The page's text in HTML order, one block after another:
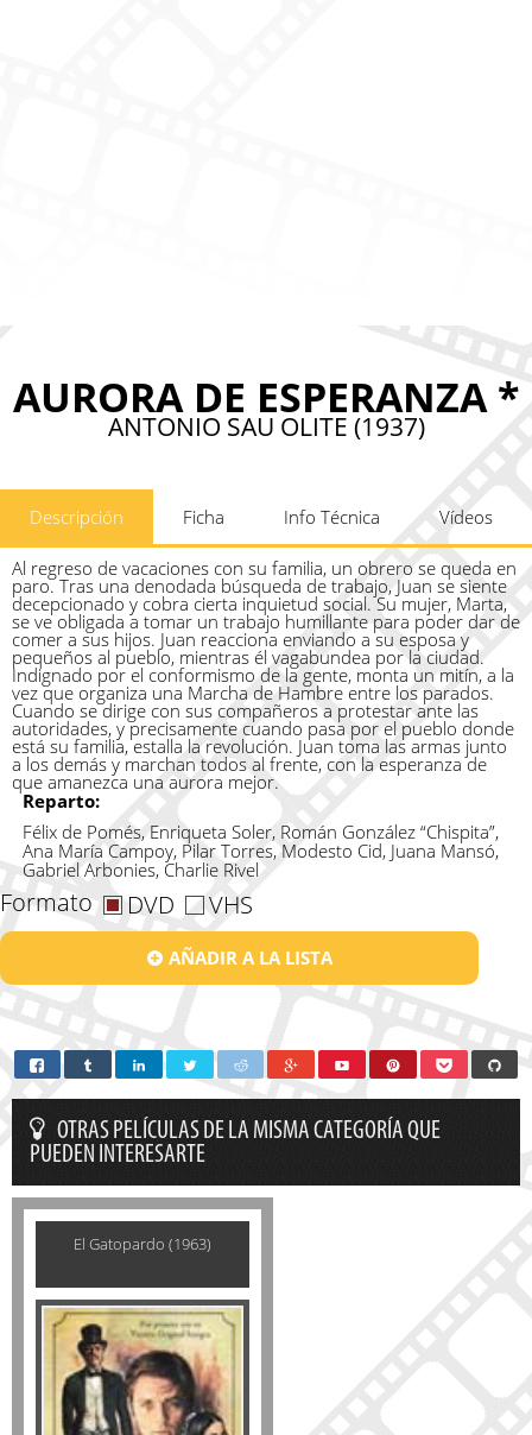
AURORA DE ESPERANZA *
ANTONIO SAU OLITE (1937)
Descripción Ficha Info Técnica Vídeos
Al regreso de vacaciones con su familia, un obrero se queda en
paro. Tras una denodada búsqueda de trabajo, Juan se siente
decepcionado y cobra cierta inquietud social. Su mujer, Marta,
se ve obligada a tomar un trabajo humillante para poder dar de
comer a sus hijos. Juan reacciona enviando a su esposa y
pequeños al pueblo, mientras él vagabundea por la ciudad.
Indignado por el conformismo de la gente, monta un mitín, a la
vez que organiza una Marcha de Hambre entre los parados.
Cuando se dirige con sus compañeros a protestar ante las
autoridades, y precisamente cuando pasa por el pueblo donde
está su familia, estalla la revolución. Juan toma las armas junto
a los demás y marchan todos al frente, con la esperanza de
que amanezca una aurora mejor.
Reparto:
Félix de Pomés, Enriqueta Soler, Román González “Chispita”,
Ana María Campoy, Pilar Torres, Modesto Cid, Juana Mansó,
Gabriel Arbonies, Charlie Rivel
Formato DVD VHS
AÑADIR A LA LISTA
OTRAS PELÍCULAS DE LA MISMA CATEGORÍA QUE
PUEDEN INTERESARTE
El Gatopardo (1963)